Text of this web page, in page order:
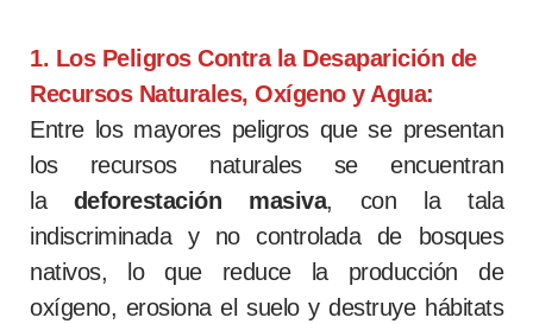
1. Los Peligros Contra la Desaparición de
Recursos Naturales, Oxígeno y Agua:
Entre los mayores peligros que se presentan
los recursos naturales se encuentran
la deforestación masiva, con la tala
indiscriminada y no controlada de bosques
nativos, lo que reduce la producción de
oxígeno, erosiona el suelo y destruye hábitats